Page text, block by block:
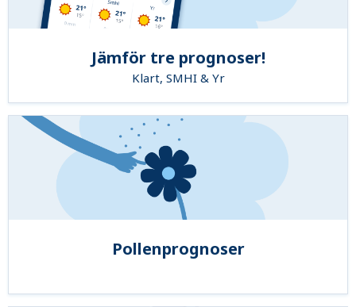
Jämför tre prognoser!
Klart, SMHI & Yr
Pollenprognoser